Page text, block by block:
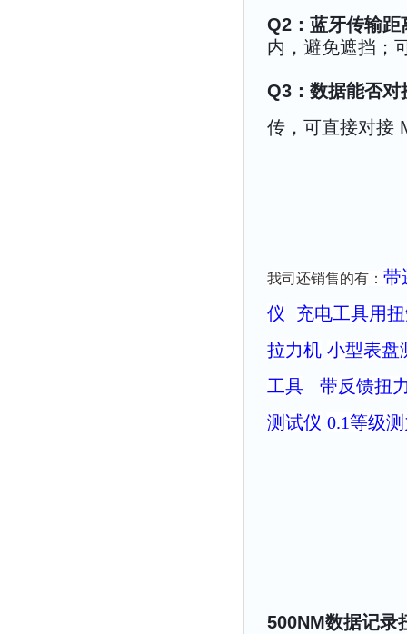
Q2：蓝牙传输距
内，避免遮挡；
Q3：数据能否
传，可直接对接
我司还销售的有： 带
仪
充电工具用
拉力机 小型表盘
工具
带反馈扭
测试仪 0.1等级
500NM数据记录